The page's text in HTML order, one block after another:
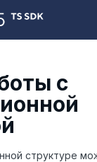
с
структуре